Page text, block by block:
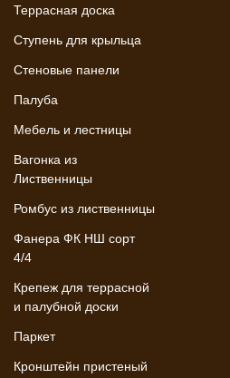
Террасная доска
Ступень для крыльца
Стеновые панели
Палуба
Мебель и лестницы
Вагонка из
Лиственницы
Ромбус из лиственницы
Фанера ФК НШ сорт
4/4
Крепеж для террасной
и палубной доски
Паркет
Кронштейн пристеный